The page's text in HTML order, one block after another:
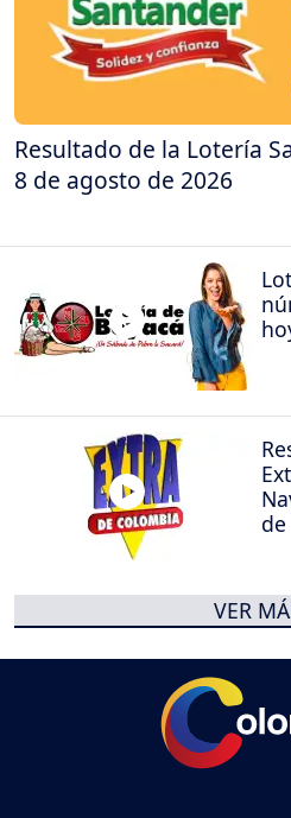
Resultado de la Lotería
8 de agosto de 2026
VER